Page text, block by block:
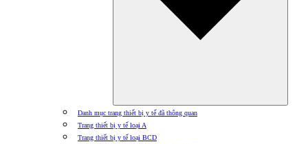
Danh mục trang thiết bị y tế đã thông quan
Trang thiết bị y tế loại A
Trang thiết bị y tế loại BCD